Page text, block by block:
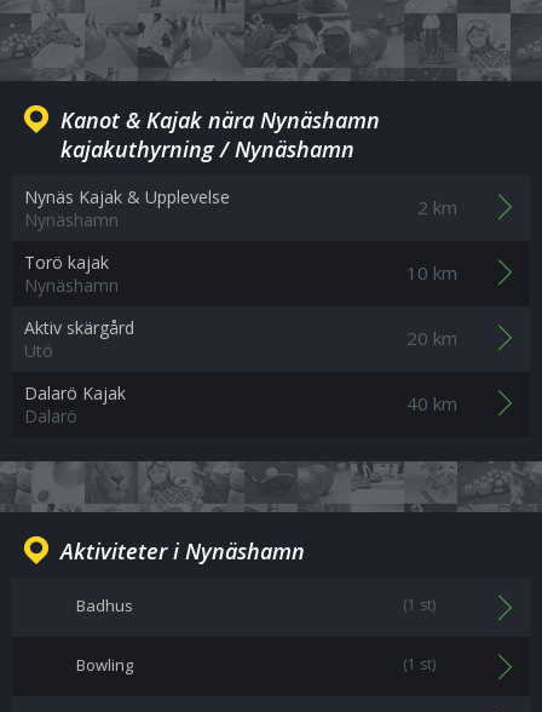
Kanot & Kajak nära Nynäshamn
kajakuthyrning / Nynäshamn
Nynäs Kajak & Upplevelse
Nynäshamn
2 km
Torö kajak
Nynäshamn
10 km
Aktiv skärgård
Utö
20 km
Dalarö Kajak
Dalarö
40 km
Aktiviteter i Nynäshamn
Badhus (1 st)
Bowling (1 st)